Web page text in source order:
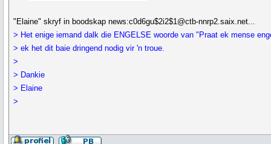
"Elaine" skryf in boodskap news:c0d6gu$2i2$1@ctb-nnrp2.saix.net...
> Het enige iemand dalk die ENGELSE woorde van "Praat ek mense
> ek het dit baie dringend nodig vir 'n troue.
>
> Dankie
> Elaine
>